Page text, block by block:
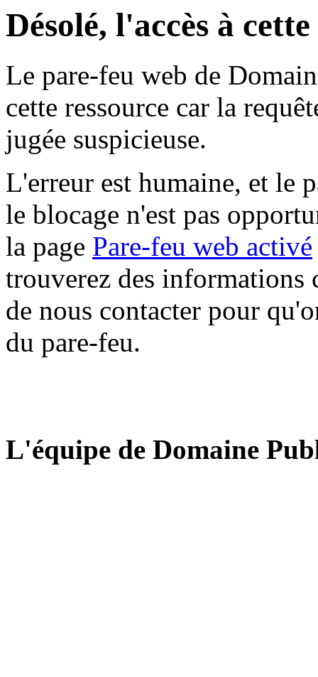
Désolé, l'accès à
Le pare-feu web de
cette ressource car la
jugée suspicieuse.
L'erreur est humaine, et le
le blocage n'est pas
la page Pare-feu web activé
trouverez des informations
de nous contacter pour
du pare-feu.
L'équipe de Domaine